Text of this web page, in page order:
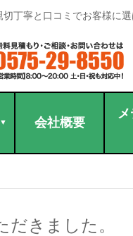
丁寧と口コミでお客様に
会社概要
きました。